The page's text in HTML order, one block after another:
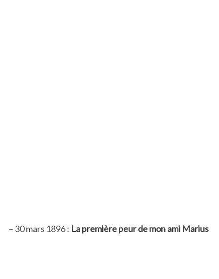
– 30 mars 1896 : La première peur de mon ami Marius